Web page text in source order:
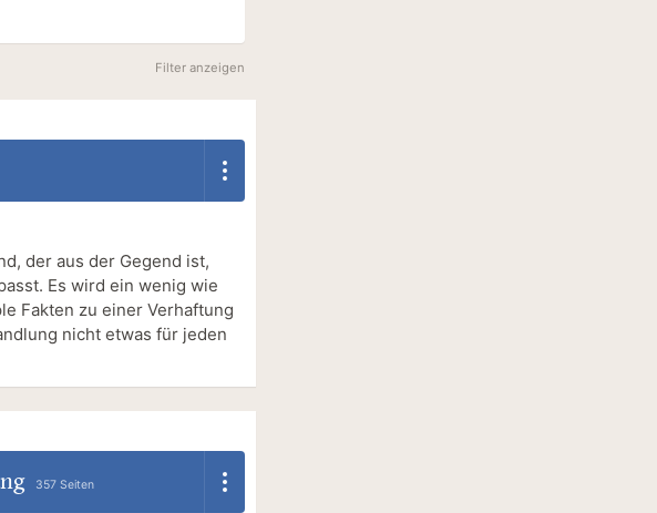
Filter anzeigen
der aus der Gegend ist,
Es wird ein wenig wie
Fakten zu einer Verhaftung
nicht etwas für jeden
357 Seiten